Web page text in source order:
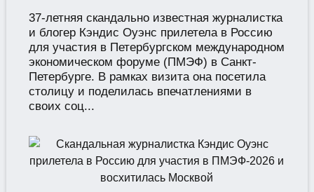
37-летняя скандально известная журналистка
и блогер Кэндис Оуэнс прилетела в Россию
для участия в Петербургском международном
экономическом форуме (ПМЭФ) в Санкт-
Петербурге. В рамках визита она посетила
столицу и поделилась впечатлениями в
своих соц...